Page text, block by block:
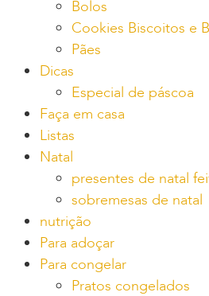
Bolos
Cookies Biscoitos e
Pães
Dicas
Especial de páscoa
Faça em casa
Listas
Natal
presentes de natal
sobremesas de natal
nutrição
Para adoçar
Para congelar
Pratos congelados